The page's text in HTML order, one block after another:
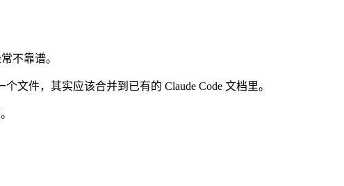
不靠谱。
文件，其实应该合并到已有的 Claude Code 文档里。